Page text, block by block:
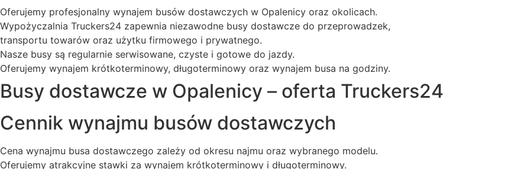
Oferujemy profesjonalny wynajem busów dostawczych w Opalenicy oraz okolicach.
Wypożyczalnia Truckers24 zapewnia niezawodne busy dostawcze do przeprowadzek,
transportu towarów oraz użytku firmowego i prywatnego.
Nasze busy są regularnie serwisowane, czyste i gotowe do jazdy.
Oferujemy wynajem krótkoterminowy, długoterminowy oraz wynajem busa na godziny.
Busy dostawcze w Opalenicy – oferta Truckers24
Cennik wynajmu busów dostawczych
Cena wynajmu busa dostawczego zależy od okresu najmu oraz wybranego modelu.
Oferujemy atrakcyjne stawki za wynajem krótkoterminowy i długoterminowy.